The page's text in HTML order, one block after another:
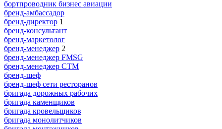
бортпроводник бизнес авиации
бренд-амбассадор
бренд-директор 1
бренд-консультант
бренд-маркетолог
бренд-менеджер 2
бренд-менеджер FMSG
бренд-менеджер СТМ
бренд-шеф
бренд-шеф сети ресторанов
бригада дорожных рабочих
бригада каменщиков
бригада кровельщиков
бригада монолитчиков